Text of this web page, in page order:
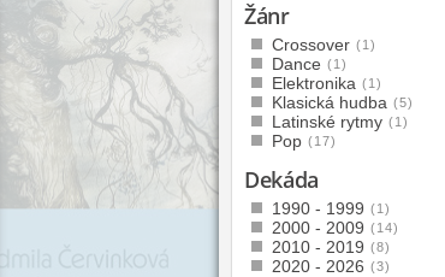
Žánr
Crossover (1)
Dance (1)
Elektronika (1)
Klasická hudba (5)
Latinské rytmy (1)
Pop (17)
Dekáda
1990 - 1999 (1)
2000 - 2009 (14)
2010 - 2019 (8)
2020 - 2026 (3)